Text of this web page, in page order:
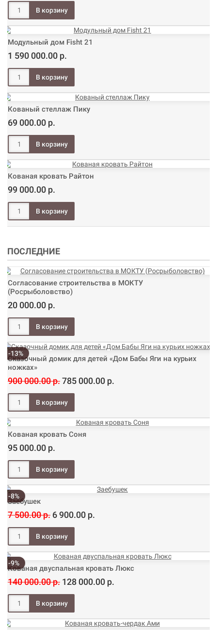
Модульный дом Fisht 21
1 590 000.00 р.
Кованый стеллаж Пику
69 000.00 р.
Кованая кровать Райтон
99 000.00 р.
ПОСЛЕДНИЕ
Согласование строительства в МОКТУ
(Росрыболовство)
20 000.00 р.
-13%
Сказочный домик для детей «Дом Бабы Яги на курьих
ножках»
900 000.00 р.785 000.00 р.
Кованая кровать Соня
95 000.00 р.
-8%
Заебушек
7 500.00 р. 6 900.00 р.
-9%
Кованая двуспальная кровать Люкс
140 000.00 р. 128 000.00 р.